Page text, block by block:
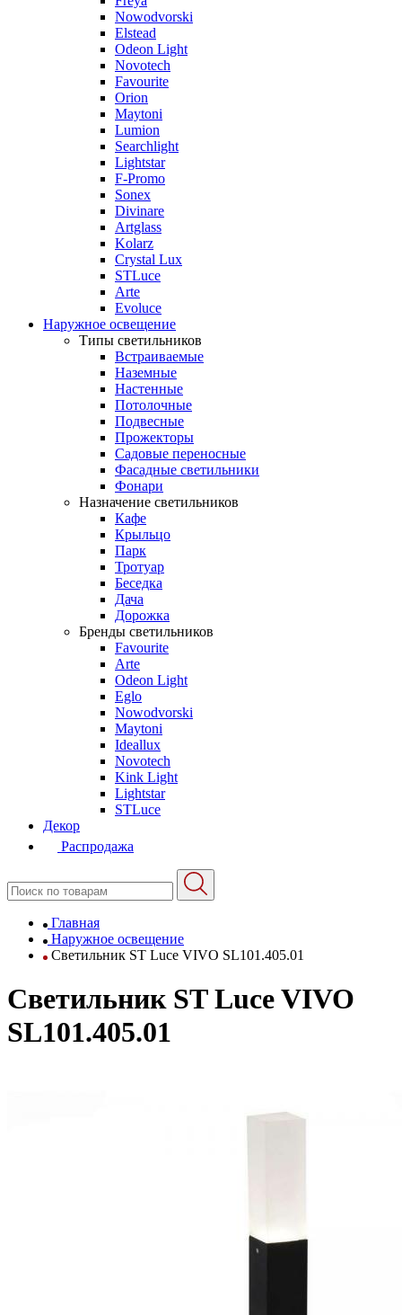
Nowodvorski
Elstead
Odeon Light
Novotech
Favourite
Orion
Maytoni
Lumion
Searchlight
Lightstar
F-Promo
Sonex
Divinare
Artglass
Kolarz
Crystal Lux
STLuce
Arte
Evoluce
Наружное освещение
Типы светильников
Встраиваемые
Наземные
Настенные
Потолочные
Подвесные
Прожекторы
Садовые переносные
Фасадные светильники
Фонари
Назначение светильников
Кафе
Крыльцо
Парк
Тротуар
Беседка
Дача
Дорожка
Бренды светильников
Favourite
Arte
Odeon Light
Eglo
Nowodvorski
Maytoni
Ideallux
Novotech
Kink Light
Lightstar
STLuce
Декор
Распродажа
Главная
Наружное освещение
Светильник ST Luce VIVO SL101.405.01
Светильник ST Luce VIVO
SL101.405.01